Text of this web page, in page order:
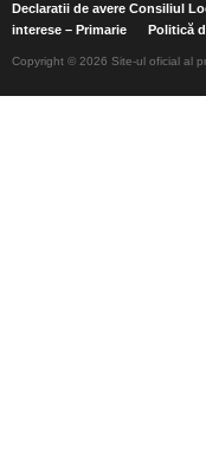
Declaratii de avere Consiliul
interese – Primarie
Politică
Copyright © 2026 Site-ul oficial al